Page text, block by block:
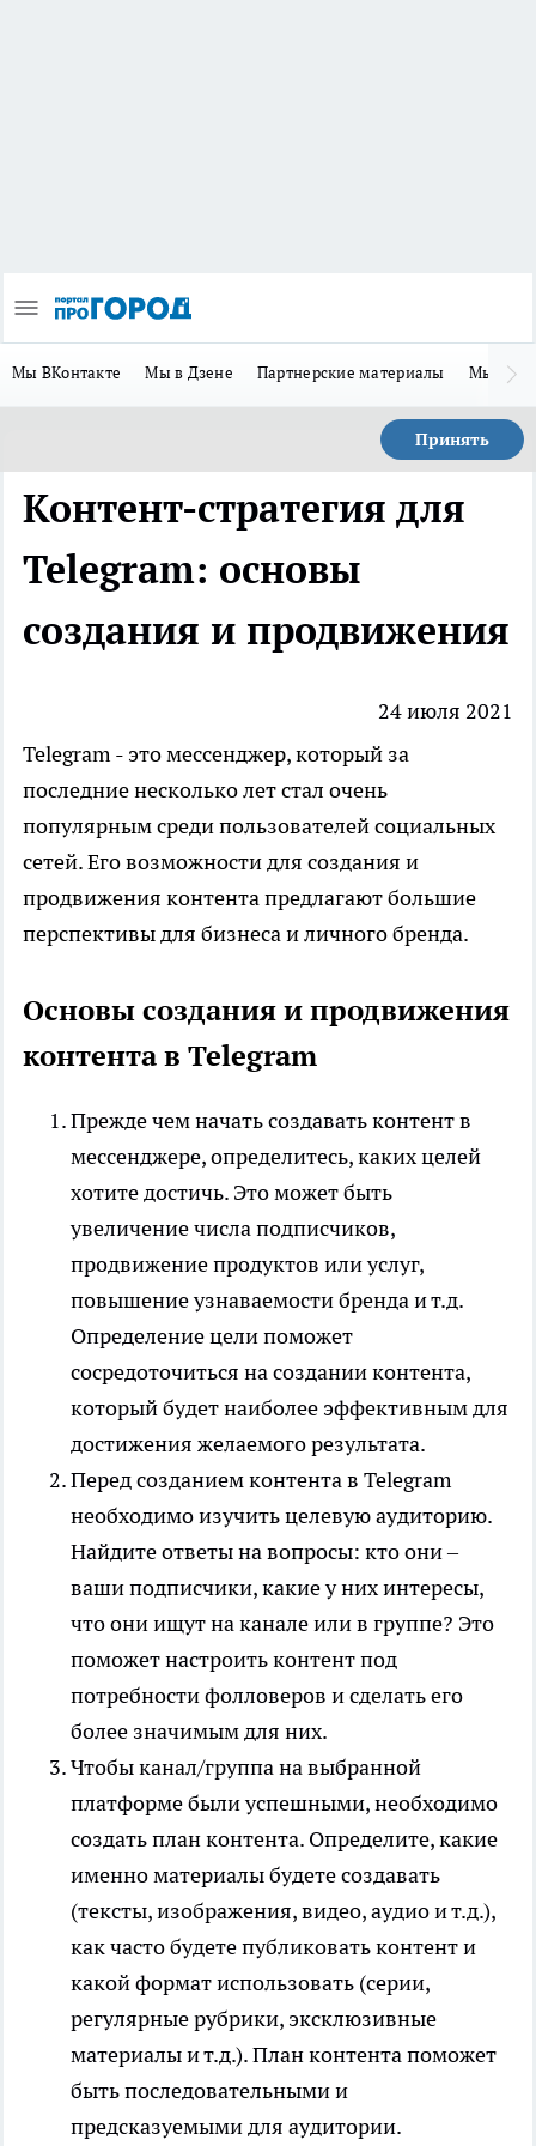
Мы ВКонтакте Мы в Дзене Партнерские материалы Мы в
Принять
Контент-стратегия для
Telegram: основы
создания и продвижения
24 июля 2021
Telegram - это мессенджер, который за
последние несколько лет стал очень
популярным среди пользователей социальных
сетей. Его возможности для создания и
продвижения контента предлагают большие
перспективы для бизнеса и личного бренда.
Основы создания и продвижения
контента в Telegram
Прежде чем начать создавать контент в
мессенджере, определитесь, каких целей
хотите достичь. Это может быть
увеличение числа подписчиков,
продвижение продуктов или услуг,
повышение узнаваемости бренда и т.д.
Определение цели поможет
сосредоточиться на создании контента,
который будет наиболее эффективным для
достижения желаемого результата.
Перед созданием контента в Telegram
необходимо изучить целевую аудиторию.
Найдите ответы на вопросы: кто они –
ваши подписчики, какие у них интересы,
что они ищут на канале или в группе? Это
поможет настроить контент под
потребности фолловеров и сделать его
более значимым для них.
Чтобы канал/группа на выбранной
платформе были успешными, необходимо
создать план контента. Определите, какие
именно материалы будете создавать
(тексты, изображения, видео, аудио и т.д.),
как часто будете публиковать контент и
какой формат использовать (серии,
регулярные рубрики, эксклюзивные
материалы и т.д.). План контента поможет
быть последовательными и
предсказуемыми для аудитории.